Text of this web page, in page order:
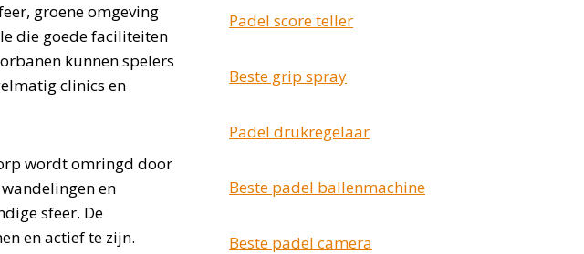
groene omgeving
die goede faciliteiten
kunnen spelers
clinics en
wordt omringd door
en
sfeer. De
en actief te zijn.
Padel score teller
Beste grip spray
Padel drukregelaar
Beste padel ballenmachine
Beste padel camera